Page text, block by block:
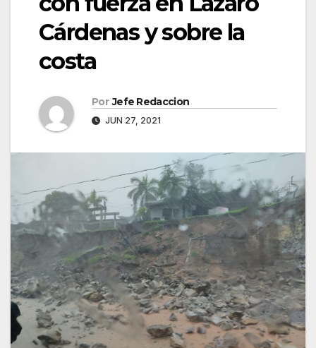
Cárdenas y sobre la
costa
Por Jefe Redaccion
JUN 27, 2021